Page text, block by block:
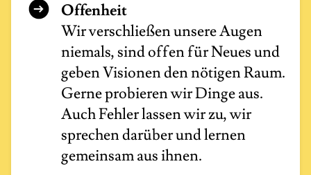
Offenheit
Wir verschließen unsere Augen
niemals, sind offen für Neues und
geben Visionen den nötigen Raum.
Gerne probieren wir Dinge aus.
Auch Fehler lassen wir zu, wir
sprechen darüber und lernen
gemeinsam aus ihnen.